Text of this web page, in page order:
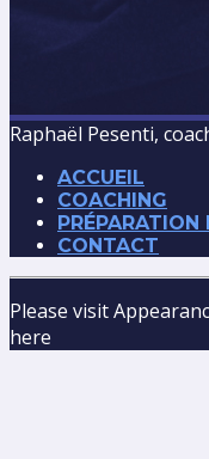
Raphaël Pesenti,
ACCUEIL
COACHING
PRÉPARATION
CONTACT
Please visit
here